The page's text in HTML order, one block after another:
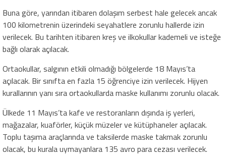
Buna göre, yarından itibaren dolaşım serbest hale gelecek ancak
100 kilometrenin üzerindeki seyahatlere zorunlu hallerde izin
verilecek. Bu tarihten itibaren kreş ve ilkokullar kademeli ve isteğe
bağlı olarak açılacak.
Ortaokullar, salgının etkili olmadığı bölgelerde 18 Mayıs’ta
açılacak. Bir sınıfta en fazla 15 öğrenciye izin verilecek. Hijyen
kurallarının yanı sıra ortaokullarda maske kullanımı zorunlu olacak.
Ülkede 11 Mayıs’ta kafe ve restoranların dışında iş yerleri,
mağazalar, kuaförler, küçük müzeler ve kütüphaneler açılacak.
Toplu taşıma araçlarında ve taksilerde maske takmak zorunlu
olacak, bu kurala uymayanlara 135 avro para cezası verilecek.